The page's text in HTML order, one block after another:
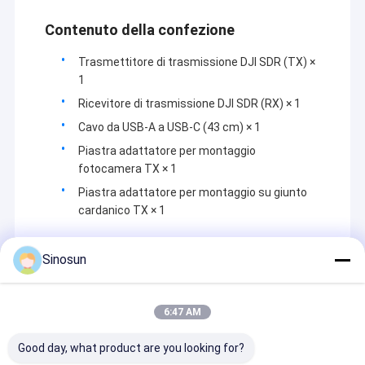
Contenuto della confezione
Trasmettitore di trasmissione DJI SDR (TX) ×
1
Ricevitore di trasmissione DJI SDR (RX) × 1
Cavo da USB-A a USB-C (43 cm) × 1
Piastra adattatore per montaggio
fotocamera TX × 1
Piastra adattatore per montaggio su giunto
cardanico TX × 1
e automazione del controllo dei processi
trasmissione video a lunga distanza, droni/nave senza
equipaggio/veicolo senza equipaggio e il
Sinosun
6:47 AM
Good day, what product are you looking for?